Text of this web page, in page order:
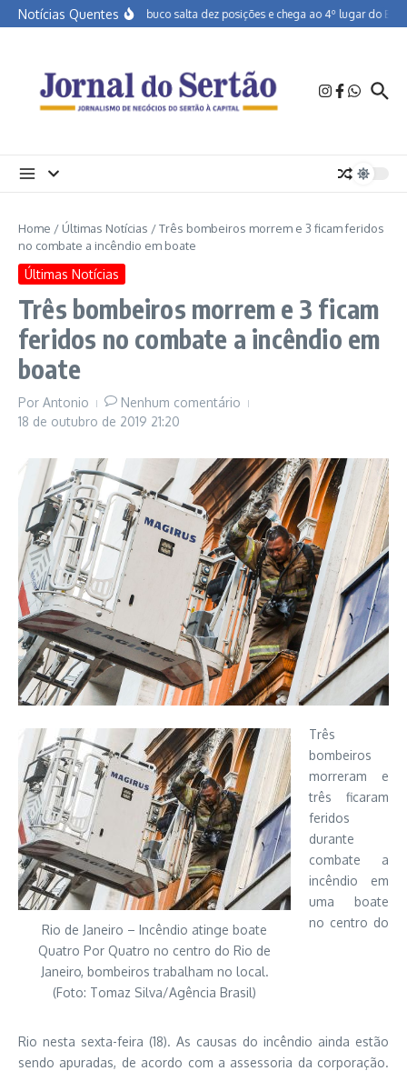
Ir para o conteúdo
Notícias QuentesPernambuco salta dez posições e chega ao 4º lugar do
Home / Últimas Notícias /Três bombeiros morrem e 3 ficam feridos
no combate a incêndio em boate
Últimas Notícias
Três bombeiros morrem e 3 ficam
feridos no combate a incêndio em
boate
Por Antonio
Nenhum comentário
18 de outubro de 2019 21:20
Rio de Janeiro – Incêndio atinge boate
Quatro Por Quatro no centro do Rio de
Janeiro, bombeiros trabalham no local.
(Foto: Tomaz Silva/Agência Brasil)
Três
bombeiros
morreram e
três ficaram
feridos
durante
combate a
incêndio em
uma boate
no centro do
Rio nesta sexta-feira (18). As causas do incêndio ainda estão
sendo apuradas, de acordo com a assessoria da corporação.